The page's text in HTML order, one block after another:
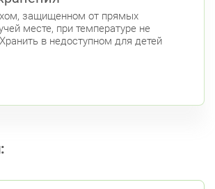
защищенном от прямых
месте, при температуре не
в недоступном для детей